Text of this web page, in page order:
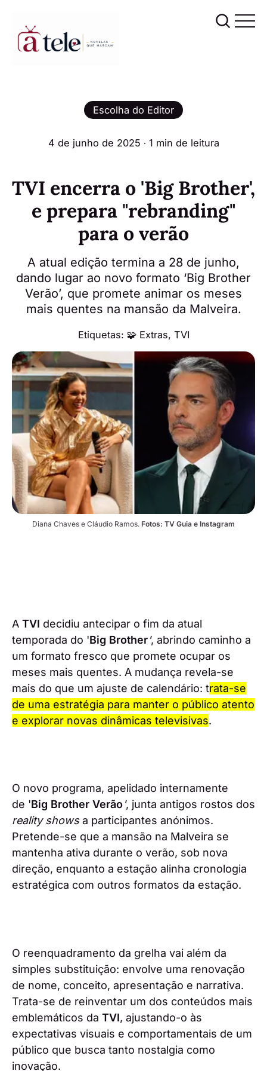
Escolha do Editor
4 de junho de 2025 ∙ 1 min de leitura
TVI encerra o 'Big Brother',
e prepara "rebranding"
para o verão
A atual edição termina a 28 de junho,
dando lugar ao novo formato ‘Big Brother
Verão’, que promete animar os meses
mais quentes na mansão da Malveira.
Etiquetas: 🧩 Extras, TVI
Diana Chaves e Cláudio Ramos. Fotos: TV Guia e Instagram
A TVI decidiu antecipar o fim da atual
temporada do 'Big Brother', abrindo caminho a
um formato fresco que promete ocupar os
meses mais quentes. A mudança revela-se
mais do que um ajuste de calendário: trata-se
de uma estratégia para manter o público atento
e explorar novas dinâmicas televisivas.
O novo programa, apelidado internamente
de 'Big Brother Verão', junta antigos rostos dos
reality showsa participantes anónimos.
Pretende-se que a mansão na Malveira se
mantenha ativa durante o verão, sob nova
direção, enquanto a estação alinha cronologia
estratégica com outros formatos da estação.
O reenquadramento da grelha vai além da
simples substituição: envolve uma renovação
de nome, conceito, apresentação e narrativa.
Trata-se de reinventar um dos conteúdos mais
emblemáticos da TVI, ajustando-o às
expectativas visuais e comportamentais de um
público que busca tanto nostalgia como
inovação.